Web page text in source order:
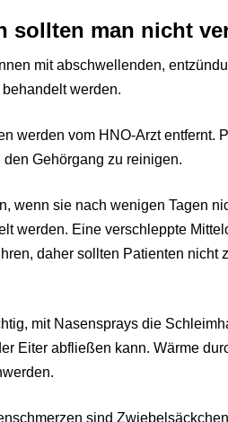
sollten man nicht
mit abschwellenden,
werden.
werden vom HNO-Arzt entfernt.
Gehörgang zu reinigen.
wenn sie nach wenigen Tagen
werden. Eine verschleppte
daher sollten Patienten nicht
mit Nasensprays die
Eiter abfließen kann. Wärme
sind